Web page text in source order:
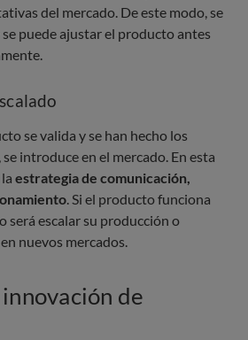
del mercado. De este modo, se
puede ajustar el producto antes
se valida y se han hecho los
introduce en el mercado. En esta
estrategia de comunicación,
. Si el producto funciona
será escalar su producción o
nuevos mercados.
de